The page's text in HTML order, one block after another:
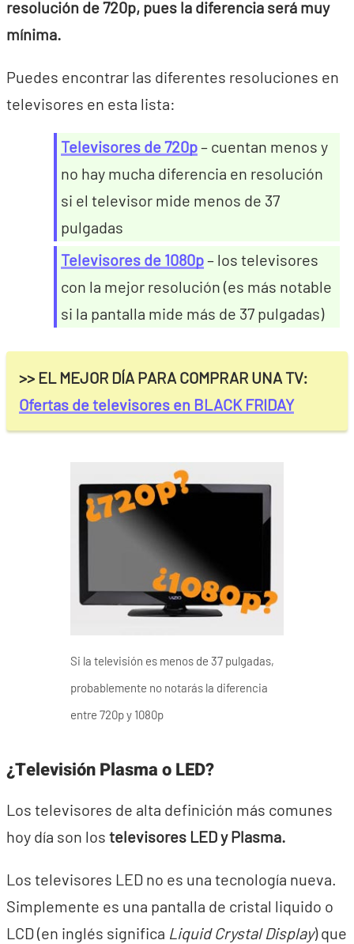
resolución de 720p, pues la diferencia será muy
mínima.
Puedes encontrar las diferentes resoluciones en
televisores en esta lista:
Televisores de 720p– cuentan menos y
no hay mucha diferencia en resolución
si el televisor mide menos de 37
pulgadas
Televisores de 1080p– los televisores
con la mejor resolución (es más notable
si la pantalla mide más de 37 pulgadas)
>> EL MEJOR DÍA PARA COMPRAR UNA TV:
Ofertas de televisores en BLACK FRIDAY
Si la televisión es menos de 37 pulgadas,
probablemente no notarás la diferencia
entre 720p y 1080p
¿Televisión Plasma o LED?
Los televisores de alta definición más comunes
hoy día son los televisores LED y Plasma.
Los televisores LED no es una tecnología nueva.
Simplemente es una pantalla de cristal liquido o
LCD (en inglés significa Liquid Crystal Display) que